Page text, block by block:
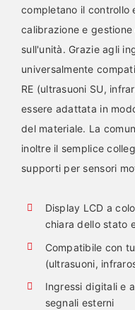
completano il controllo
calibrazione e
sull'unità. Grazie agli
universalmente
RE (ultrasuoni SU,
essere adattata in
del materiale. La
inoltre il semplice
supporti per sensori
Display LCD a
chiara dello stato
Compatibile con
(ultrasuoni,
Ingressi digitali e
segnali esterni